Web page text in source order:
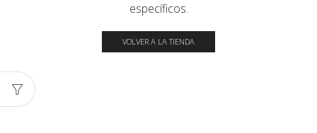
específicos.
VOLVER A LA TIENDA